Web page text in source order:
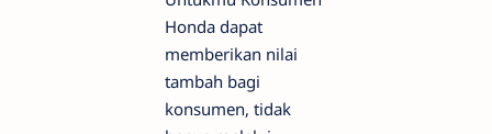
Honda dapat
memberikan nilai
tambah bagi
konsumen, tidak